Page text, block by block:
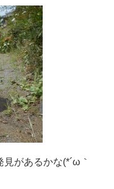
があるかな(*´ω｀